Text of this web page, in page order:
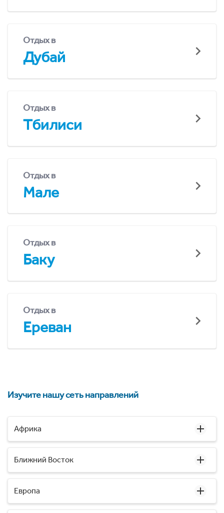
Отдых в
Дубай
Отдых в
Тбилиси
Отдых в
Мале
Отдых в
Баку
Отдых в
Ереван
Изучите нашу сеть направлений
Африка
Ближний Восток
Европа